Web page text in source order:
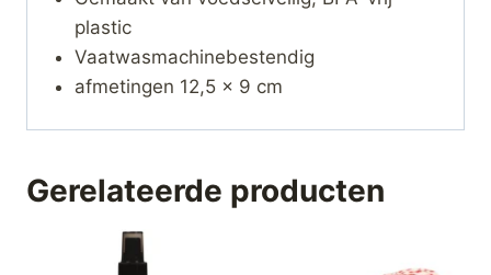
plastic
Vaatwasmachinebestendig
afmetingen 12,5 x 9 cm
Gerelateerde producten